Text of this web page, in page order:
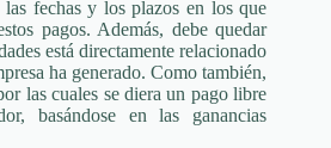
fechas y los plazos en los que
pagos. Además, debe quedar
está directamente relacionado
ha generado. Como también,
las cuales se diera un pago libre
basándose en las ganancias